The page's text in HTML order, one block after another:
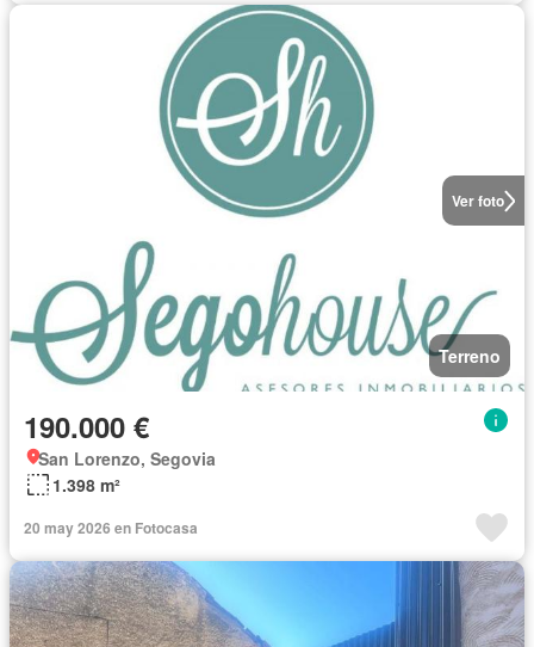
Ver foto
Terreno
190.000 €
San Lorenzo, Segovia
1.398 m²
20 may 2026 en Fotocasa